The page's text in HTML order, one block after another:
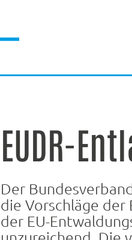
EUDR-
Der
die Vorschläge der
der EU-